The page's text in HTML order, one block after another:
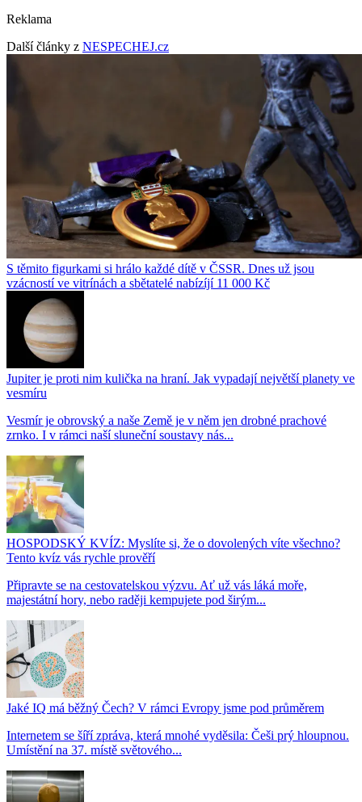
Reklama
Další články z NESPECHEJ.cz
S těmito figurkami si hrálo každé dítě v ČSSR. Dnes už jsou
vzácností ve vitrínách a sbětatelé nabízíjí 11 000 Kč
Jupiter je proti nim kulička na hraní. Jak vypadají největší planety ve
vesmíru
Vesmír je obrovský a naše Země je v něm jen drobné prachové
zrnko. I v rámci naší sluneční soustavy nás...
HOSPODSKÝ KVÍZ: Myslíte si, že o dovolených víte všechno?
Tento kvíz vás rychle prověří
Připravte se na cestovatelskou výzvu. Ať už vás láká moře,
majestátní hory, nebo raději kempujete pod širým...
Jaké IQ má běžný Čech? V rámci Evropy jsme pod průměrem
Internetem se šíří zpráva, která mnohé vyděsila: Češi prý hloupnou.
Umístění na 37. místě světového...